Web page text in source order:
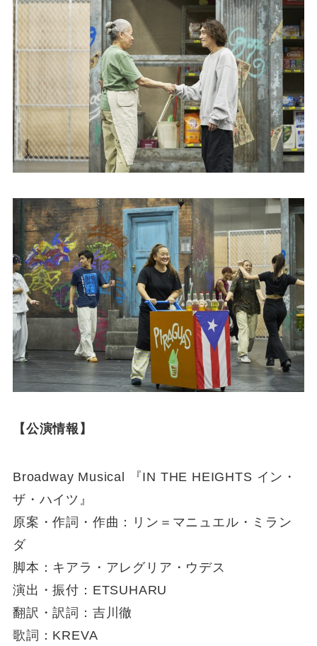
【公演情報】
Broadway Musical 『IN THE HEIGHTS イン・
ザ・ハイツ』
原案・作詞・作曲：リン＝マニュエル・ミラン
ダ
脚本：キアラ・アレグリア・ウデス
演出・振付：ETSUHARU
翻訳・訳詞：吉川徹
歌詞：KREVA